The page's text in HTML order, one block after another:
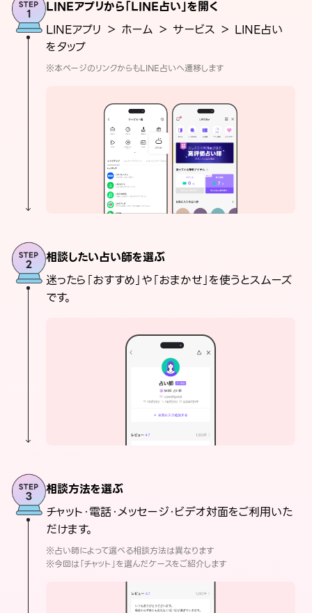
LINEアプリから「LINE占い」を開く
LINEアプリ ＞ ホーム ＞ サービス ＞ LINE占い
をタップ
※本ページのリンクからもLINE占いへ遷移します
相談したい占い師を選ぶ
迷ったら「おすすめ」や「おまかせ」を使うとスムーズ
です。
相談方法を選ぶ
チャット・電話・メッセージ・ビデオ対面をご利用いた
だけます。
※占い師によって選べる相談方法は異なります
※今回は「チャット」を選んだケースをご紹介します